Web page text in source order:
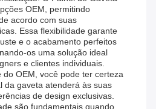
OEM, permitindo
acordo com suas
Essa flexibilidade garante
e o acabamento perfeitos
os uma solução ideal
e clientes individuais.
do OEM, você pode ter certeza
da gaveta atenderá às suas
de design exclusivas.
são fundamentais quando